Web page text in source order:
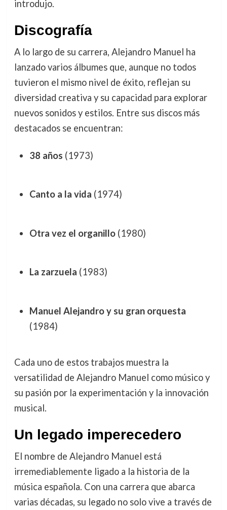
introdujo.
Discografía
A lo largo de su carrera, Alejandro Manuel ha
lanzado varios álbumes que, aunque no todos
tuvieron el mismo nivel de éxito, reflejan su
diversidad creativa y su capacidad para explorar
nuevos sonidos y estilos. Entre sus discos más
destacados se encuentran:
38 años (1973)
Canto a la vida (1974)
Otra vez el organillo(1980)
La zarzuela (1983)
Manuel Alejandro y su gran orquesta
(1984)
Cada uno de estos trabajos muestra la
versatilidad de Alejandro Manuel como músico y
su pasión por la experimentación y la innovación
musical.
Un legado imperecedero
El nombre de Alejandro Manuel está
irremediablemente ligado a la historia de la
música española. Con una carrera que abarca
varias décadas, su legado no solo vive a través de